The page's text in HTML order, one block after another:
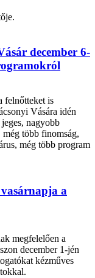
december 6-
felnőtteket is
Vására idén
nagyobb
több finomság,
még több program
a
megfelelően a
december 1-jén
kézműves